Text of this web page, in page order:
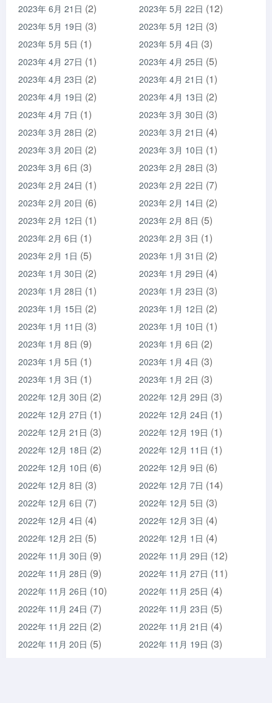
2023年 6月 21日 (2) 2023年 5月 22日 (12)
2023年 5月 19日 (3) 2023年 5月 12日 (3)
2023年 5月 5日 (1) 2023年 5月 4日 (3)
2023年 4月 27日 (1) 2023年 4月 25日 (5)
2023年 4月 23日 (2) 2023年 4月 21日 (1)
2023年 4月 19日 (2) 2023年 4月 13日 (2)
2023年 4月 7日 (1) 2023年 3月 30日 (3)
2023年 3月 28日 (2) 2023年 3月 21日 (4)
2023年 3月 20日 (2) 2023年 3月 10日 (1)
2023年 3月 6日 (3) 2023年 2月 28日 (3)
2023年 2月 24日 (1) 2023年 2月 22日 (7)
2023年 2月 20日 (6) 2023年 2月 14日 (2)
2023年 2月 12日 (1) 2023年 2月 8日 (5)
2023年 2月 6日 (1) 2023年 2月 3日 (1)
2023年 2月 1日 (5) 2023年 1月 31日 (2)
2023年 1月 30日 (2) 2023年 1月 29日 (4)
2023年 1月 28日 (1) 2023年 1月 23日 (3)
2023年 1月 15日 (2) 2023年 1月 12日 (2)
2023年 1月 11日 (3) 2023年 1月 10日 (1)
2023年 1月 8日 (9) 2023年 1月 6日 (2)
2023年 1月 5日 (1) 2023年 1月 4日 (3)
2023年 1月 3日 (1) 2023年 1月 2日 (3)
2022年 12月 30日 (2) 2022年 12月 29日 (3)
2022年 12月 27日 (1) 2022年 12月 24日 (1)
2022年 12月 21日 (3) 2022年 12月 19日 (1)
2022年 12月 18日 (2) 2022年 12月 11日 (1)
2022年 12月 10日 (6) 2022年 12月 9日 (6)
2022年 12月 8日 (3) 2022年 12月 7日 (14)
2022年 12月 6日 (7) 2022年 12月 5日 (3)
2022年 12月 4日 (4) 2022年 12月 3日 (4)
2022年 12月 2日 (5) 2022年 12月 1日 (4)
2022年 11月 30日 (9) 2022年 11月 29日 (12)
2022年 11月 28日 (9) 2022年 11月 27日 (11)
2022年 11月 26日 (10) 2022年 11月 25日 (4)
2022年 11月 24日 (7) 2022年 11月 23日 (5)
2022年 11月 22日 (2) 2022年 11月 21日 (4)
2022年 11月 20日 (5) 2022年 11月 19日 (3)